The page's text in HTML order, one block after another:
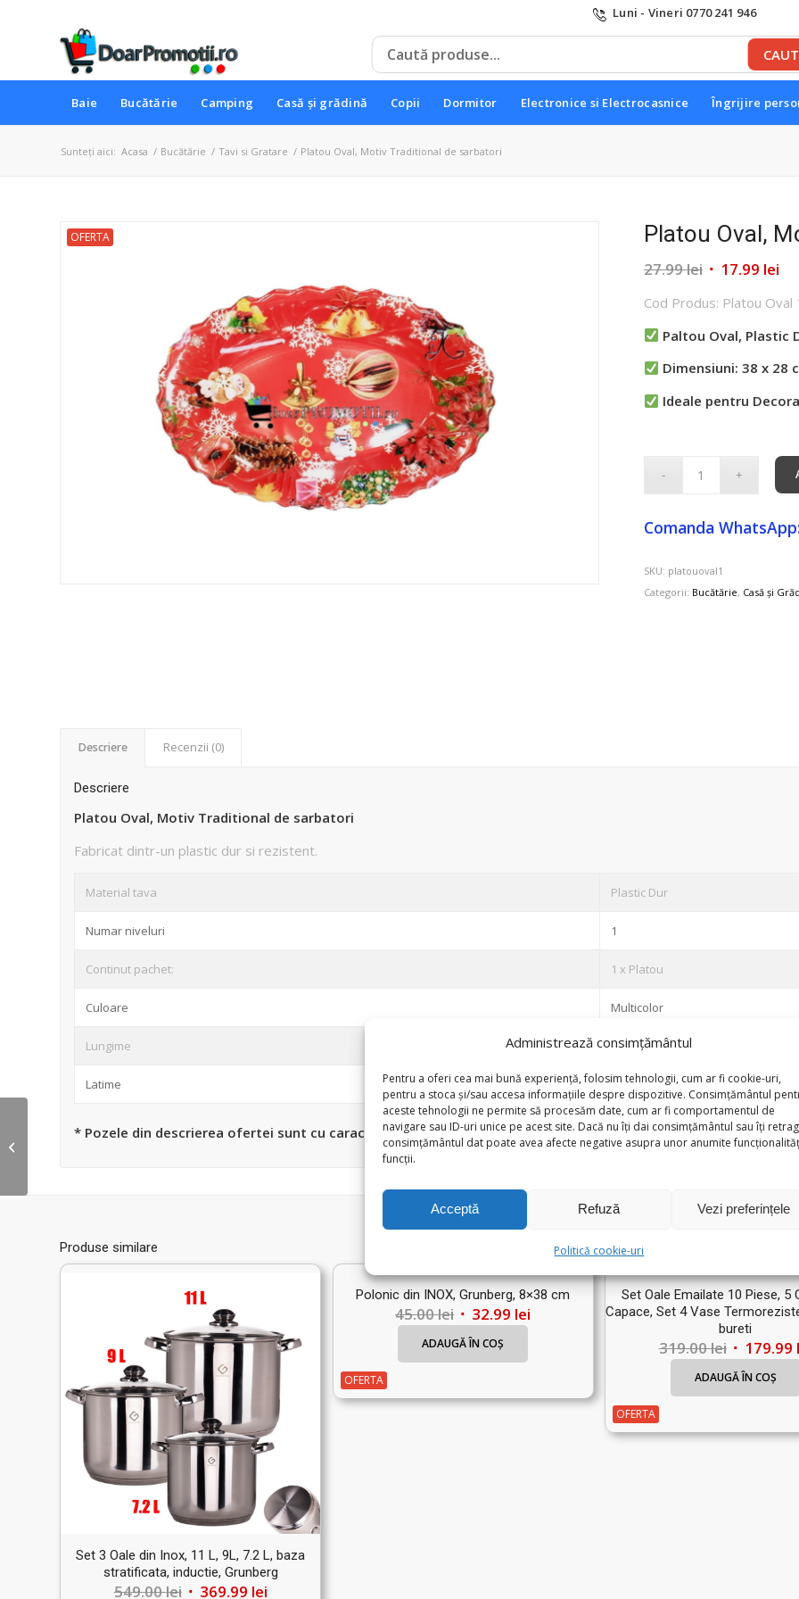
Administrează consimțământul
Pentru a oferi cea mai bună experiență, folosim tehnologii, cum ar fi cookie-uri,
pentru a stoca și/sau accesa informațiile despre dispozitive. Consimțământul
aceste tehnologii ne permite să procesăm date, cum ar fi comportamentul de
navigare sau ID-uri unice pe acest site. Dacă nu îți dai consimțământul sau îți
consimțământul dat poate avea afecte negative asupra unor anumite
funcții.
Acceptă Refuză Vezi preferințele
Politică cookie-uri
Luni - Vineri 0770 241 946
Baie Bucătărie Camping Casă și grădină Copii Dormitor Electronice si Electrocasnice Îngrijire
Sunteți aici: Acasa / Bucătărie / Tavi si Gratare / Platou Oval, Motiv Traditional de sarbatori
OFERTA Platou Oval,
27.99lei Prețul
a
fost:
17.99 lei
Cod Produs: Platou Oval
Paltou Oval, Plastic
Dimensiuni: 38 x 28
Ideale pentru
Comanda WhatsApp:
SKU: platouoval1
Categorii: Bucătărie, Casă și
Descriere Recenzii (0)
Descriere
Platou Oval, Motiv Traditional de sarbatori
Fabricat dintr-un plastic dur si rezistent.
Material tava Plastic Dur
Numar niveluri 1
Continut pachet: 1 x Platou
Culoare Multicolor
Lungime 38 cm
Latime 28 cm
* Pozele din descrierea ofertei sunt cu caracter informativ și nu fac obiectul nici unei obligații contractuale.
Produse similare
Set 3 Oale din Inox, 11 L, 9L, 7.2 L, baza
stratificata, inductie, Grunberg
549.00lei Prețul
369.99 leiPrețul
Polonic din INOX, Grunberg, 8×38 cm
45.00lei Prețul
inițial
45.00 lei.
32.99 lei
ADAUGĂ ÎN COȘ
OFERTA
Set Oale Emailate 10 Piese, 5
Capace, Set 4 Vase
bureti
319.00lei Prețul
inițial
319.00
179.99
ADAUGĂ ÎN COȘ
OFERTA
Set 6 Linguri Inox